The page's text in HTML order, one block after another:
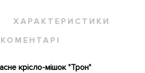
ХАРАКТЕРИСТИКИ
КОМЕНТАРІ
крісло-мішок "Трон"